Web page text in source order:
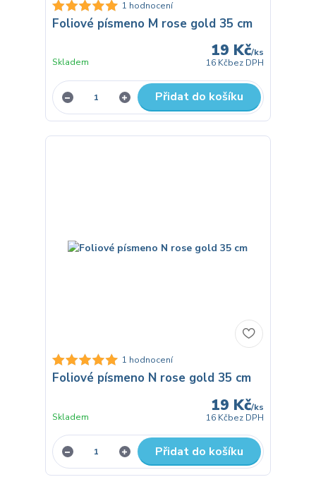
1 hodnocení
Foliové písmeno M rose gold 35 cm
19 Kč/ks
16 Kčbez DPH
Skladem
Přidat do košíku
1 hodnocení
Foliové písmeno N rose gold 35 cm
19 Kč/ks
16 Kčbez DPH
Skladem
Přidat do košíku